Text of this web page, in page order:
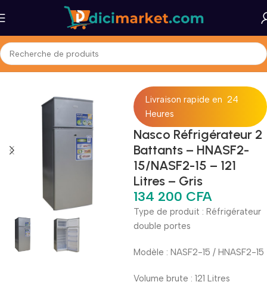
Accueil Maison et Bureau Gros Électromenager Réfrigérateurs
Livraison rapide en 24
Heures
Nasco Réfrigérateur 2
Battants – HNASF2-
15/NASF2-15 – 121
Litres – Gris
134 200 CFA
Type de produit : Réfrigérateur
double portes
Modèle : NASF2-15 / HNASF2-15
Volume brute : 121 Litres